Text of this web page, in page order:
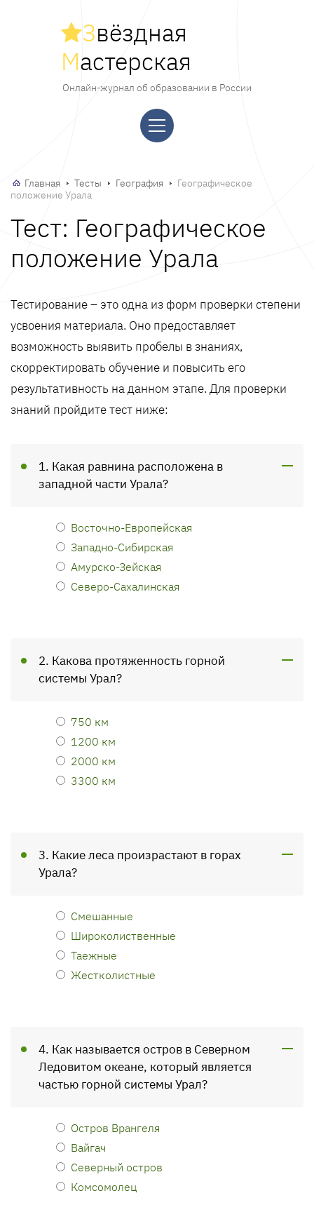
Звёздная
Мастерская
Онлайн-журнал об образовании в России
Главная Тесты География
Географическое
положение Урала
Тест: Географическое
положение Урала
Тестирование – это одна из форм проверки степени
усвоения материала. Оно предоставляет
возможность выявить пробелы в знаниях,
скорректировать обучение и повысить его
результативность на данном этапе. Для проверки
знаний пройдите тест ниже:
1. Какая равнина расположена в
западной части Урала?
Восточно-Европейская
Западно-Сибирская
Амурско-Зейская
Северо-Сахалинская
2. Какова протяженность горной
системы Урал?
750 км
1200 км
2000 км
3300 км
3. Какие леса произрастают в горах
Урала?
Смешанные
Широколиственные
Таежные
Жестколистные
4. Как называется остров в Северном
Ледовитом океане, который является
частью горной системы Урал?
Остров Врангеля
Вайгач
Северный остров
Комсомолец